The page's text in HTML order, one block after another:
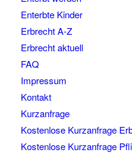
Enterbte Kinder
Erbrecht A-Z
Erbrecht aktuell
FAQ
Impressum
Kontakt
Kurzanfrage
Kostenlose Kurzanfrage
Kostenlose Kurzanfrage